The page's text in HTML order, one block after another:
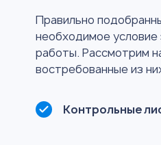
Правильно
необходимое
работы. Рассмотрим
востребованные из
Контрольные